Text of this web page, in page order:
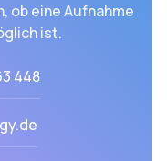
ob eine Aufnahme
ist.
448